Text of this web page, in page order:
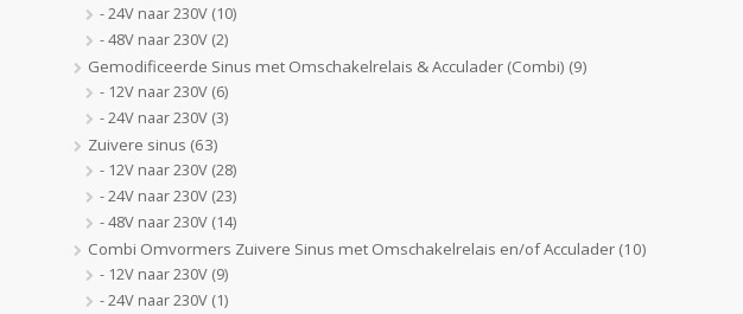
- 24V naar 230V (10)
- 48V naar 230V (2)
Gemodificeerde Sinus met Omschakelrelais & Acculader (Combi) (9)
- 12V naar 230V (6)
- 24V naar 230V (3)
Zuivere sinus (63)
- 12V naar 230V (28)
- 24V naar 230V (23)
- 48V naar 230V (14)
Combi Omvormers Zuivere Sinus met Omschakelrelais en/of Acculader (10)
- 12V naar 230V (9)
- 24V naar 230V (1)